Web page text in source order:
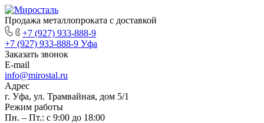
Продажа металлопроката с доставкой
+7 (927) 933-888-9
+7 (927) 933-888-9 Уфа
Заказать звонок
E-mail
info@mirostal.ru
Адрес
г. Уфа, ул. Трамвайная, дом 5/1
Режим работы
Пн. – Пт.: с 9:00 до 18:00